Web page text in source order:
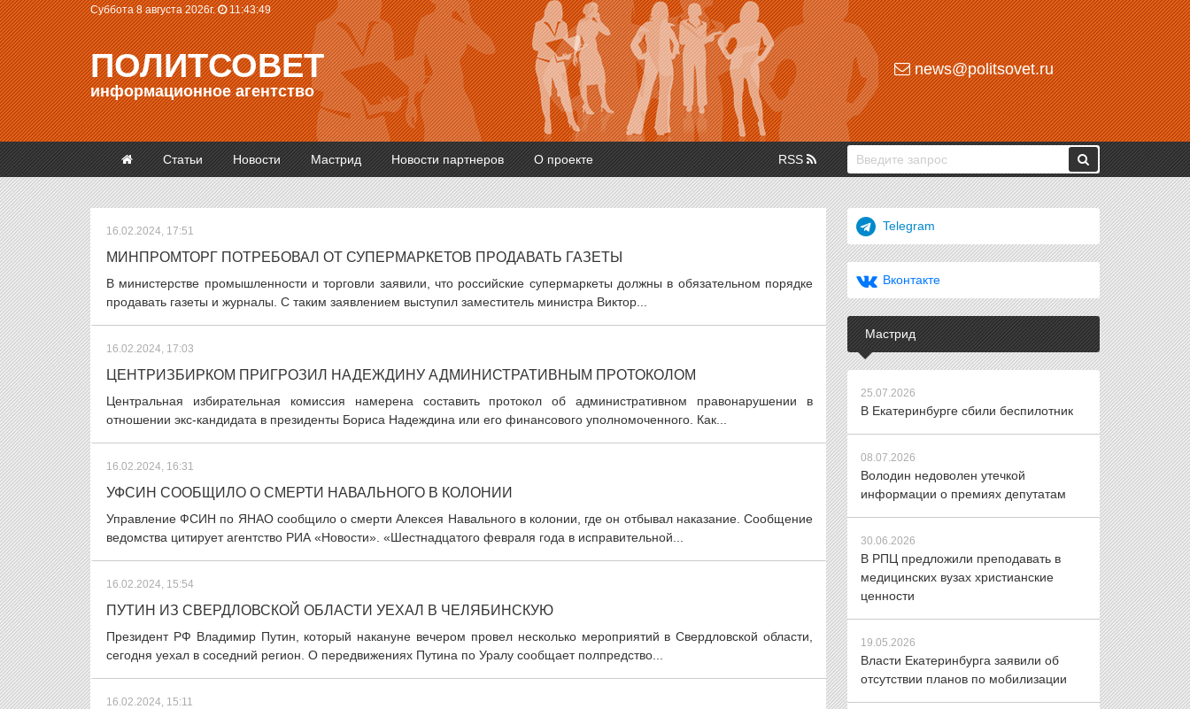
Суббота 8 августа 2026г. 11:43:50
ПОЛИТСОВЕТ
информационное агентство
news@politsovet.ru
Статьи Новости Мастрид Новости партнеров О проекте RSS
16.02.2024, 17:51
МИНПРОМТОРГ ПОТРЕБОВАЛ ОТ СУПЕРМАРКЕТОВ ПРОДАВАТЬ ГАЗЕТЫ
В министерстве промышленности и торговли заявили, что российские супермаркеты должны в обязательном порядке
продавать газеты и журналы. С таким заявлением выступил заместитель министра Виктор...
16.02.2024, 17:03
ЦЕНТРИЗБИРКОМ ПРИГРОЗИЛ НАДЕЖДИНУ АДМИНИСТРАТИВНЫМ ПРОТОКОЛОМ
Центральная избирательная комиссия намерена составить протокол об административном правонарушении в
отношении экс-кандидата в президенты Бориса Надеждина или его финансового уполномоченного. Как...
16.02.2024, 16:31
УФСИН СООБЩИЛО О СМЕРТИ НАВАЛЬНОГО В КОЛОНИИ
Управление ФСИН по ЯНАО сообщило о смерти Алексея Навального в колонии, где он отбывал наказание. Сообщение
ведомства цитирует агентство РИА «Новости». «Шестнадцатого февраля года в исправительной...
16.02.2024, 15:54
ПУТИН ИЗ СВЕРДЛОВСКОЙ ОБЛАСТИ УЕХАЛ В ЧЕЛЯБИНСКУЮ
Президент РФ Владимир Путин, который накануне вечером провел несколько мероприятий в Свердловской области,
сегодня уехал в соседний регион. О передвижениях Путина по Уралу сообщает полпредство...
16.02.2024, 15:11
Telegram
Вконтакте
Мастрид
25.07.2026
В Екатеринбурге сбили беспилотник
08.07.2026
Володин недоволен утечкой
информации о премиях депутатам
30.06.2026
В РПЦ предложили преподавать в
медицинских вузах христианские
ценности
19.05.2026
Власти Екатеринбурга заявили об
отсутствии планов по мобилизации